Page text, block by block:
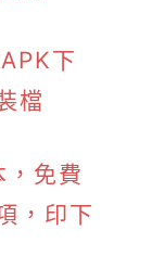
下
檔
免費
，印下